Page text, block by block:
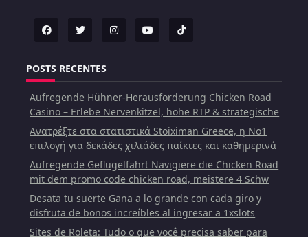
POSTS RECENTES
Aufregende Hühner-Herausforderung Chicken Road
Casino – Erlebe Nervenkitzel, hohe RTP & strategische
Ανατρέξτε στα στατιστικά Stoiximan Greece, η Νο1
επιλογή για δεκάδες χιλιάδες παίκτες και καθημερινά
Aufregende Geflügelfahrt Navigiere die Chicken Road
mit dem promo code chicken road, meistere 4 Schw
Desata tu suerte Gana a lo grande con cada giro y
disfruta de bonos increíbles al ingresar a 1xslots
Sites de Roleta: Tudo o que você precisa saber para